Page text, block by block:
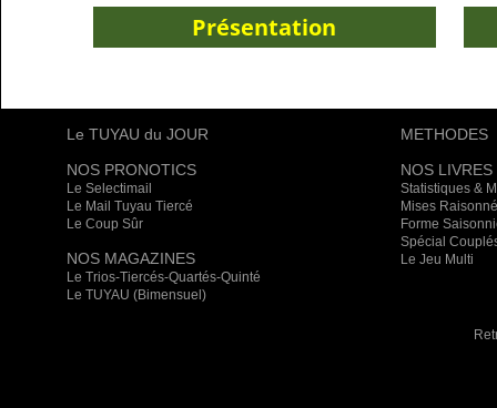
Présentation
Le TUYAU du JOUR
NOS PRONOTICS
Le Selectimail
Le Mail Tuyau Tiercé
Le Coup Sûr
NOS MAGAZINES
Le Trios-Tiercés-Quartés-Quinté
Le TUYAU (Bimensuel)
METHODES
NOS LIVRES
Statistiques &
Mises
Forme
Spécial
Le Jeu Multi